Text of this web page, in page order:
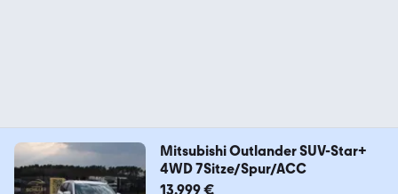
Mitsubishi Outlander SUV-Star+
4WD 7Sitze/Spur/ACC
13.999 €